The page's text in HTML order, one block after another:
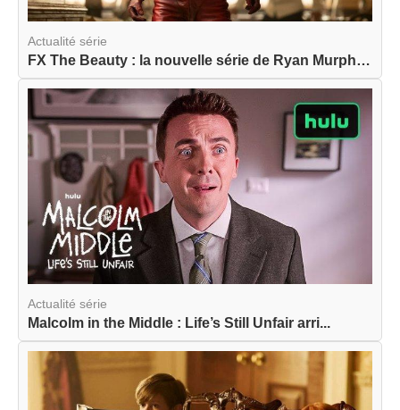
Actualité série
FX The Beauty : la nouvelle série de Ryan Murphy...
Actualité série
Malcolm in the Middle : Life’s Still Unfair arri...